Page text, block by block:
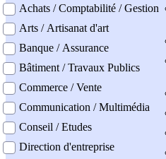
professionel
Achats / Comptabilité / Gestion
Arts / Artisanat d'art
Banque / Assurance
Bâtiment / Travaux Publics
Commerce / Vente
Communication / Multimédia
Conseil / Etudes
Direction d'entreprise